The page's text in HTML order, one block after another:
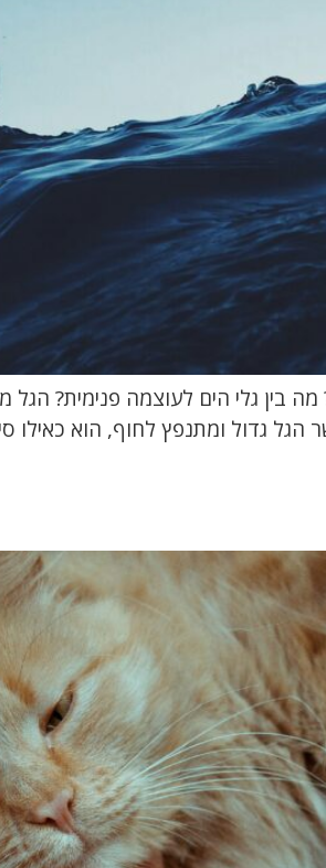
בין גלי הים לעוצמה פנימית?
הגל גדול ומתנפץ לחוף, הוא